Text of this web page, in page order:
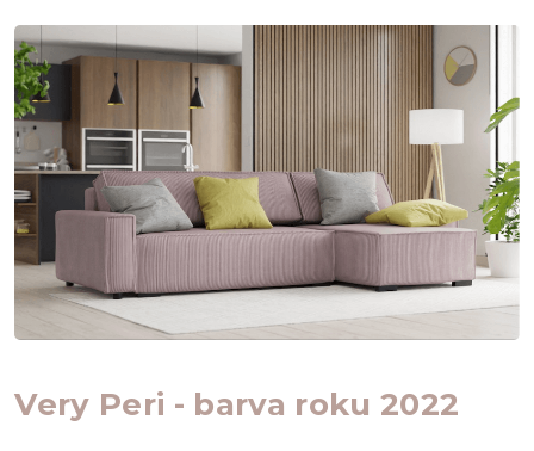
Very Peri - barva roku 2022